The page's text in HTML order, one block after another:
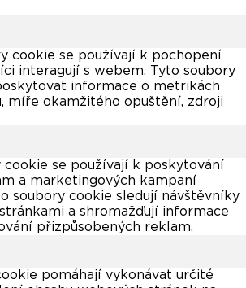
cookie se používají k pochopení
interagují s webem. Tyto soubory
informace o metrikách
míře okamžitého opuštění, zdroji
cookie se používají k poskytování
a marketingových kampaní
soubory cookie sledují návštěvníky
a shromažďují informace
přizpůsobených reklam.
pomáhají vykonávat určité